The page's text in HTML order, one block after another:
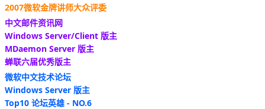
2007微软金牌讲师大众评委
中文邮件资讯网
Windows Server/Client 版主
MDaemon Server 版主
蝉联六届优秀版主
微软中文技术论坛
Windows Server 版主
Top10 论坛英雄 - NO.6